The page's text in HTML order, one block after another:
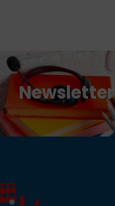
Newsletter